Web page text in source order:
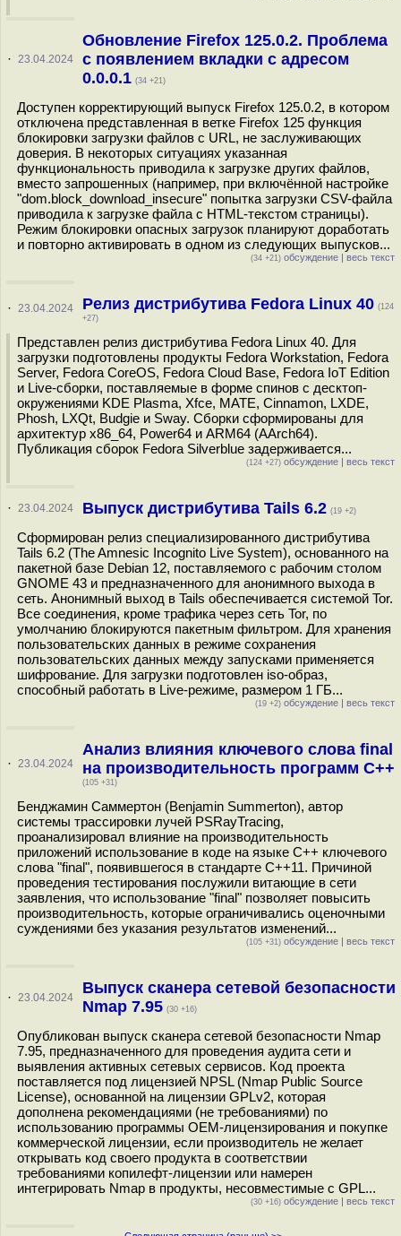
· 23.04.2024
Обновление Firefox 125.0.2. Проблема
с появлением вкладки с адресом
0.0.0.1 (34 +21)
Доступен корректирующий выпуск Firefox 125.0.2, в котором
отключена представленная в ветке Firefox 125 функция
блокировки загрузки файлов с URL, не заслуживающих
доверия. В некоторых ситуациях указанная
функциональность приводила к загрузке других файлов,
вместо запрошенных (например, при включённой настройке
"dom.block_download_insecure" попытка загрузки CSV-файла
приводила к загрузке файла с HTML-текстом страницы).
Режим блокировки опасных загрузок планируют доработать
и повторно активировать в одном из следующих выпусков...
(34 +21) обсуждение | весь текст
· 23.04.2024 Релиз дистрибутива Fedora Linux 40 (124
+27)
Представлен релиз дистрибутива Fedora Linux 40. Для
загрузки подготовлены продукты Fedora Workstation, Fedora
Server, Fedora CoreOS, Fedora Cloud Base, Fedora IoT Edition
и Live-сборки, поставляемые в форме спинов c десктоп-
окружениями KDE Plasma, Xfce, MATE, Cinnamon, LXDE,
Phosh, LXQt, Budgie и Sway. Сборки сформированы для
архитектур x86_64, Power64 и ARM64 (AArch64).
Публикация сборок Fedora Silverblue задерживается...
(124 +27) обсуждение | весь текст
· 23.04.2024 Выпуск дистрибутива Tails 6.2 (19 +2)
Сформирован релиз специализированного дистрибутива
Tails 6.2 (The Amnesic Incognito Live System), основанного на
пакетной базе Debian 12, поставляемого с рабочим столом
GNOME 43 и предназначенного для анонимного выхода в
сеть. Анонимный выход в Tails обеспечивается системой Tor.
Все соединения, кроме трафика через сеть Tor, по
умолчанию блокируются пакетным фильтром. Для хранения
пользовательских данных в режиме сохранения
пользовательских данных между запусками применяется
шифрование. Для загрузки подготовлен iso-образ,
способный работать в Live-режиме, размером 1 ГБ...
(19 +2) обсуждение | весь текст
· 23.04.2024
Анализ влияния ключевого слова final
на производительность программ C++
(105 +31)
Бенджамин Саммертон (Benjamin Summerton), автор
системы трассировки лучей PSRayTracing,
проанализировал влияние на производительность
приложений использование в коде на языке С++ ключевого
слова "final", появившегося в стандарте C++11. Причиной
проведения тестирования послужили витающие в сети
заявления, что использование "final" позволяет повысить
производительность, которые ограничивались оценочными
суждениями без указания результатов изменений...
(105 +31) обсуждение | весь текст
· 23.04.2024
Выпуск сканера сетевой безопасности
Nmap 7.95 (30 +16)
Опубликован выпуск сканера сетевой безопасности Nmap
7.95, предназначенного для проведения аудита сети и
выявления активных сетевых сервисов. Код проекта
поставляется под лицензией NPSL (Nmap Public Source
License), основанной на лицензии GPLv2, которая
дополнена рекомендациями (не требованиями) по
использованию программы OEM-лицензирования и покупке
коммерческой лицензии, если производитель не желает
открывать код своего продукта в соответствии
требованиями копилефт-лицензии или намерен
интегрировать Nmap в продукты, несовместимые с GPL...
(30 +16) обсуждение | весь текст